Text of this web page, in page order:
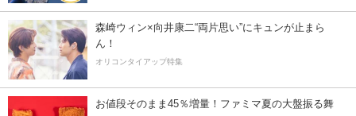
森崎ウィン×向井康二“両片思い”にキュンが止まら
ん！
オリコンタイアップ特集
お値段そのまま45％増量！ファミマ夏の大盤振る舞